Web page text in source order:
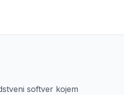
softver kojem